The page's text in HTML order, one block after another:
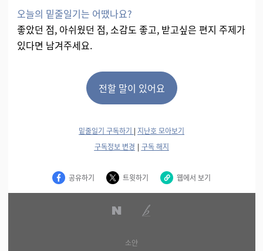
오늘의 밑줄일기는 어땠나요?
좋았던 점, 아쉬웠던 점, 소감도 좋고, 받고싶은 편지 주제가
있다면 남겨주세요.
전할 말이 있어요
밑줄일기 구독하기 | 지난호 모아보기
구독정보 변경 | 구독 해지
공유하기 트윗하기 웹에서 보기
소얀